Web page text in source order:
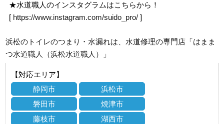
★水道職人のインスタグラムはこちらから！
[ https://www.instagram.com/suido_pro/ ]
浜松のトイレのつまり・水漏れは、水道修理の専門店「はまま
つ水道職人（浜松水道職人）」
【対応エリア】
静岡市
浜松市
磐田市
焼津市
藤枝市
湖西市